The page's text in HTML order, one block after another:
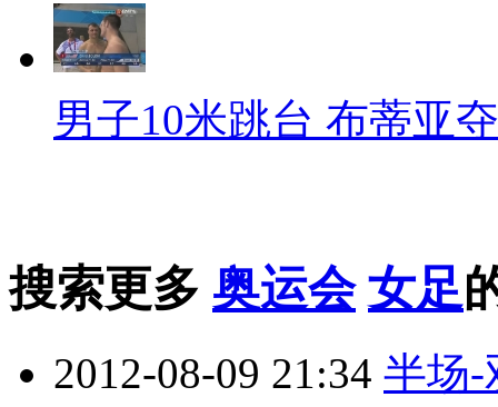
男子10米跳台 布蒂亚
搜索更多 奥运会 女足
2012-08-09 21:34 半场-